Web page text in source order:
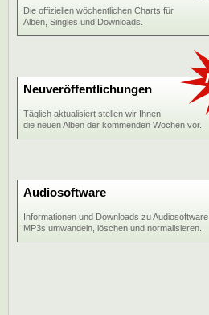
Die offiziellen wöchentlichen Charts für
Alben, Singles und Downloads.
Neuveröffentlichungen
Täglich aktualisiert stellen wir Ihnen
die neuen Alben der kommenden Wochen vor.
Audiosoftware
Informationen und Downloads zu Audiosoftware,
MP3s umwandeln, löschen und normalisieren.